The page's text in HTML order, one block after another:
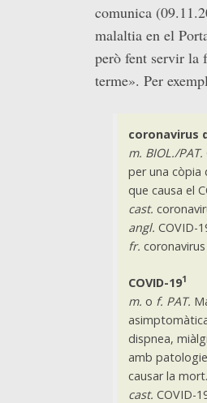
comunica
malaltia en el
però fent servir la
terme». Per
coronavirus
m. BIOL./PAT.
per una còpia
que causa el
cast.
angl. COVID-
fr.
COVID-191
m. o f. PAT.
dispnea,
amb
causar la mort.
cast. COVID-